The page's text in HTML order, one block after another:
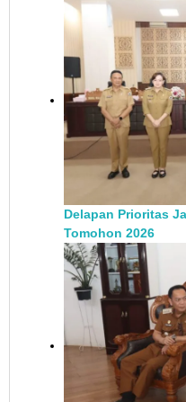
Delapan Prioritas
Tomohon 2026